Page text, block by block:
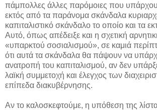
πάμπολλες άλλες παρόμοιες που
εκτός από τα παράνομα σκάνδαλα
καπιταλιστικό σκάνδαλο το οποίο και τα
Αυτό, όπως απέδειξε και η σχετική
«υπαρκτού σοσιαλισμού», σε καμιά
ότι αυτά τα σκάνδαλα θα πάψουν να
ανατροπή του καπιταλισμού, αν δεν
λαϊκή συμμετοχή και έλεγχος των
επίπεδα διακυβέρνησης.
Αν το καλοσκεφτούμε, η υπόθεση της